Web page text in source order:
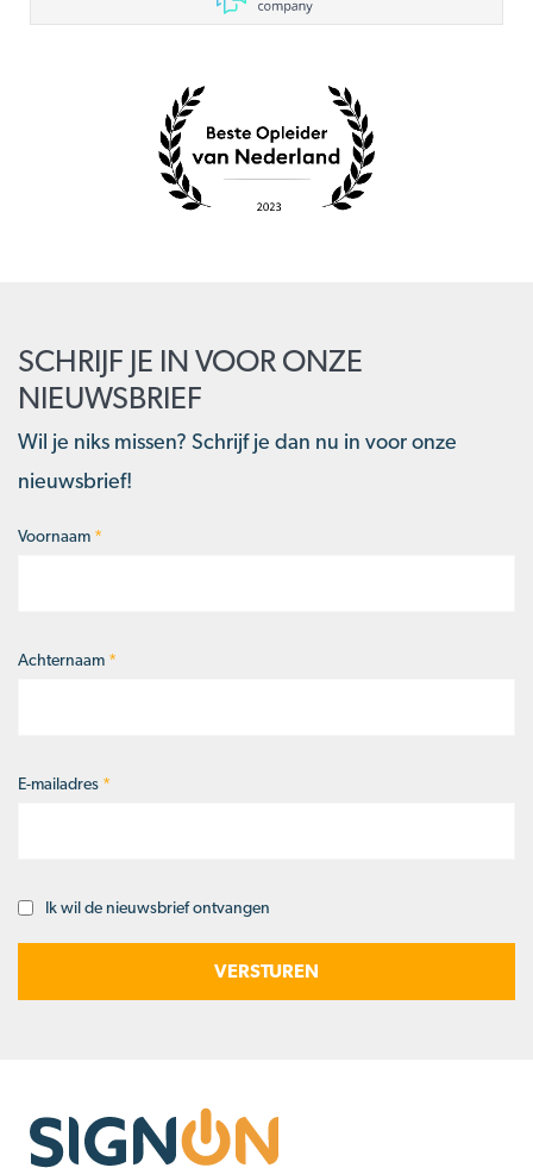
SCHRIJF JE IN VOOR ONZE
NIEUWSBRIEF
Wil je niks missen? Schrijf je dan nu in voor onze
nieuwsbrief!
Naam*
Voornaam *
Achternaam *
E-mailadres *
Opt-Ik wil de nieuwsbrief ontvangen